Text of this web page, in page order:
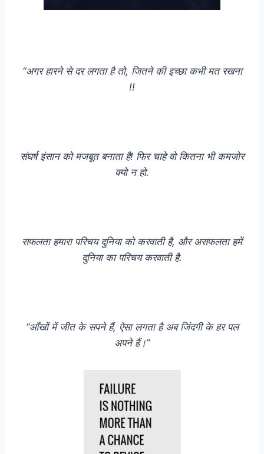
“अगर हारने से दर लगता है तो, जितने की इच्छा कभी मत रखना
!!
संघर्ष इंसान को मजबूत बनाता है! फिर चाहे वो कितना भी कमजोर
क्यो न हो.
सफलता हमारा परिचय दुनिया को करवाती है, और असफलता हमें
दुनिया का परिचय करवाती है.
“आँखों में जीत के सपने हैं, ऐसा लगता है अब जिंदगी के हर पल
अपने हैं।”